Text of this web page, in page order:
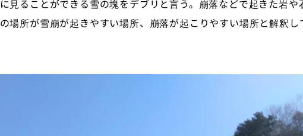
見ることができる雪の塊をデブリと言う。崩落などで起きた岩や
場所が雪崩が起きやすい場所、崩落が起こりやすい場所と解釈し